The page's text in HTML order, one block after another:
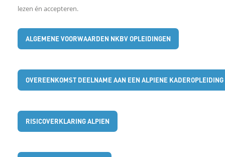
e
b
o
k
lezen én accepteren.
ALGEMENE VOORWAARDEN NKBV OPLEIDINGEN
OVEREENKOMST DEELNAME AAN EEN ALPIENE KADEROPLEIDING
RISICOVERKLARING ALPIEN